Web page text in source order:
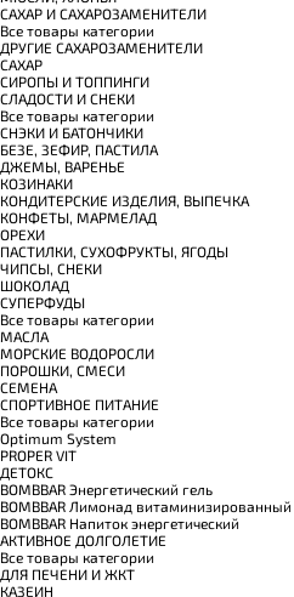
САХАР И САХАРОЗАМЕНИТЕЛИ
Все товары категории
ДРУГИЕ САХАРОЗАМЕНИТЕЛИ
САХАР
СИРОПЫ И ТОППИНГИ
СЛАДОСТИ И СНЕКИ
Все товары категории
СНЭКИ И БАТОНЧИКИ
БЕЗЕ, ЗЕФИР, ПАСТИЛА
ДЖЕМЫ, ВАРЕНЬЕ
КОЗИНАКИ
КОНДИТЕРСКИЕ ИЗДЕЛИЯ, ВЫПЕЧКА
КОНФЕТЫ, МАРМЕЛАД
ОРЕХИ
ПАСТИЛКИ, СУХОФРУКТЫ, ЯГОДЫ
ЧИПСЫ, СНЕКИ
ШОКОЛАД
СУПЕРФУДЫ
Все товары категории
МАСЛА
МОРСКИЕ ВОДОРОСЛИ
ПОРОШКИ, СМЕСИ
СЕМЕНА
СПОРТИВНОЕ ПИТАНИЕ
Все товары категории
Optimum System
PROPER VIT
ДЕТОКС
BOMBBAR Энергетический гель
BOMBBAR Лимонад витаминизированный
BOMBBAR Напиток энергетический
АКТИВНОЕ ДОЛГОЛЕТИЕ
Все товары категории
ДЛЯ ПЕЧЕНИ И ЖКТ
КАЗЕИН